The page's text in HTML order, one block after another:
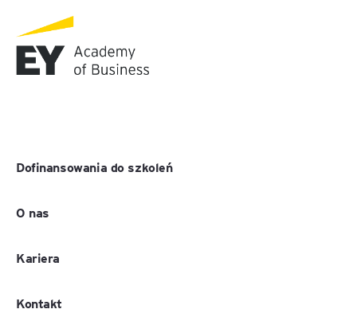
Dofinansowania do szkoleń
O nas
Kariera
Kontakt